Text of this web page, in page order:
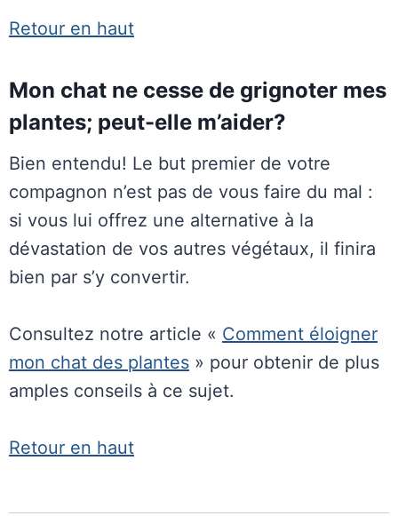
Retour en haut
Mon chat ne cesse de grignoter mes
plantes; peut-elle m’aider?
Bien entendu! Le but premier de votre
compagnon n’est pas de vous faire du mal :
si vous lui offrez une alternative à la
dévastation de vos autres végétaux, il finira
bien par s’y convertir.
Consultez notre article « Comment éloigner
mon chat des plantes » pour obtenir de plus
amples conseils à ce sujet.
Retour en haut